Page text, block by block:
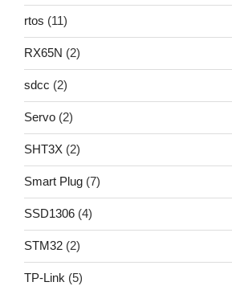
rtos (11)
RX65N (2)
sdcc (2)
Servo (2)
SHT3X (2)
Smart Plug (7)
SSD1306 (4)
STM32 (2)
TP-Link (5)